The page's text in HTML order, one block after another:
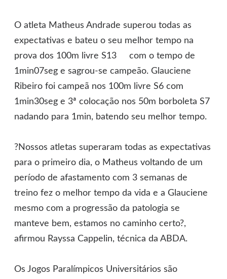
O atleta Matheus Andrade superou todas as
expectativas e bateu o seu melhor tempo na
prova dos 100m livre S13 com o tempo de
1min07seg e sagrou-se campeão. Glauciene
Ribeiro foi campeã nos 100m livre S6 com
1min30seg e 3ª colocação nos 50m borboleta S7
nadando para 1min, batendo seu melhor tempo.
?Nossos atletas superaram todas as expectativas
para o primeiro dia, o Matheus voltando de um
período de afastamento com 3 semanas de
treino fez o melhor tempo da vida e a Glauciene
mesmo com a progressão da patologia se
manteve bem, estamos no caminho certo?,
afirmou Rayssa Cappelin, técnica da ABDA.
Os Jogos Paralímpicos Universitários são